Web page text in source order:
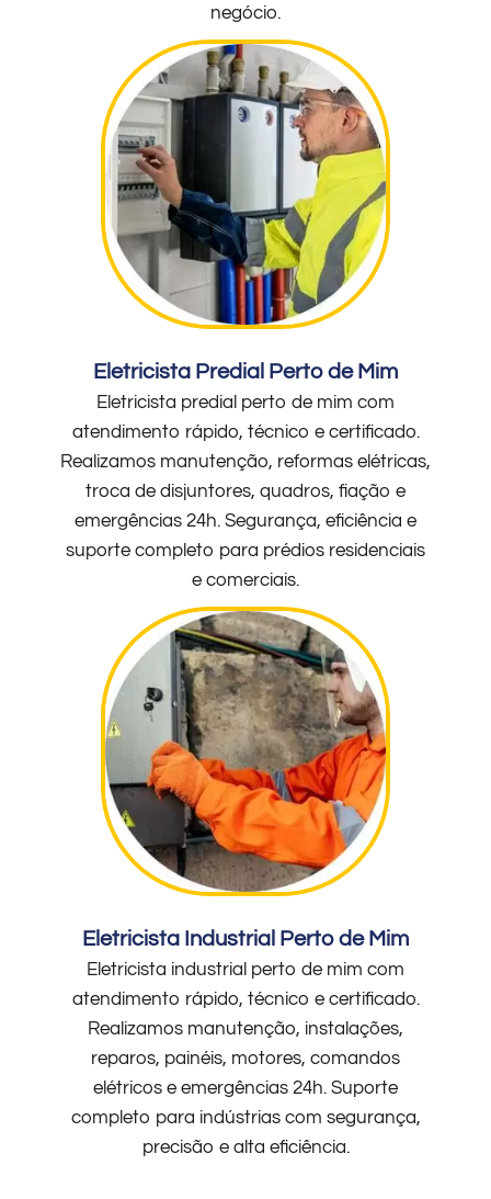
negócio.
Eletricista Predial Perto de Mim
Eletricista predial perto de mim com
atendimento rápido, técnico e certificado.
Realizamos manutenção, reformas elétricas,
troca de disjuntores, quadros, fiação e
emergências 24h. Segurança, eficiência e
suporte completo para prédios residenciais
e comerciais.
Eletricista Industrial Perto de Mim
Eletricista industrial perto de mim com
atendimento rápido, técnico e certificado.
Realizamos manutenção, instalações,
reparos, painéis, motores, comandos
elétricos e emergências 24h. Suporte
completo para indústrias com segurança,
precisão e alta eficiência.